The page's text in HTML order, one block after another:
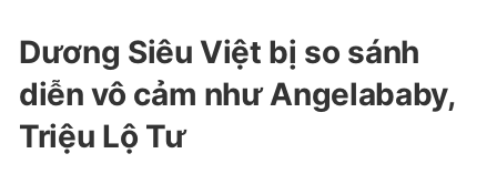
Dương Siêu Việt bị so sánh
diễn vô cảm như Angelababy,
Triệu Lộ Tư